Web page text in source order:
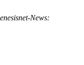
News: